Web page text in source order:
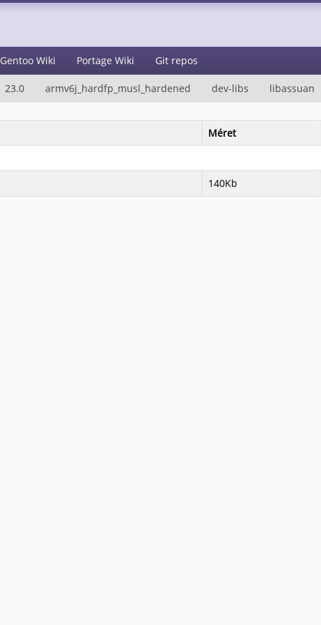
Gentoo Wiki Portage Wiki Git repos
23.0 armv6j_hardfp_musl_hardened dev-libs libassuan
Méret
140Kb